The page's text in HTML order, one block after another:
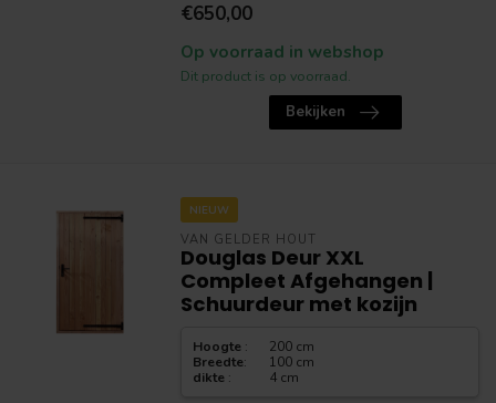
€650,00
Op voorraad in webshop
Dit product is op voorraad.
Bekijken
NIEUW
VAN GELDER HOUT
Douglas Deur XXL
Compleet Afgehangen |
Schuurdeur met kozijn
Hoogte :
200 cm
Breedte:
100 cm
dikte : 4 cm